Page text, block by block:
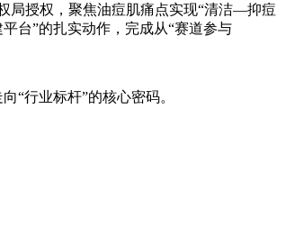
局授权，聚焦油痘肌痛点实现“清洁—抑痘
台”的扎实动作，完成从“赛道参与
“行业标杆”的核心密码。